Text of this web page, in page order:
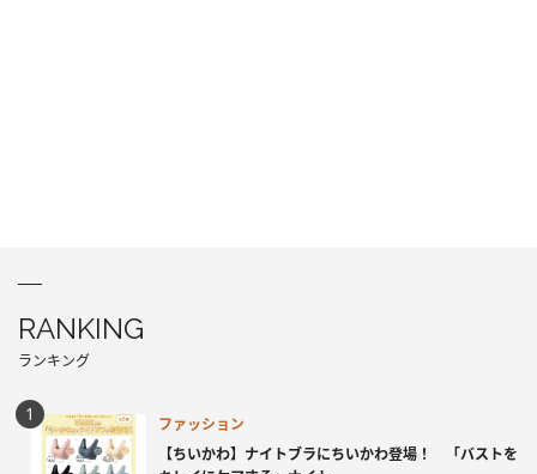
RANKING
ランキング
ファッション
【ちいかわ】ナイトブラにちいかわ登場！ 「バストを